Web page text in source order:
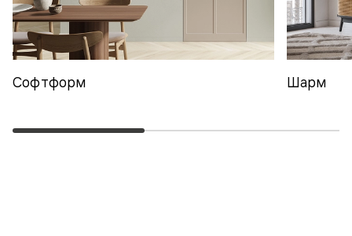
Софтформ Шарм